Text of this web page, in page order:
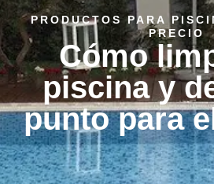
PRODUCTOS PARA
PRECIO
Cómo
piscina y
punto para